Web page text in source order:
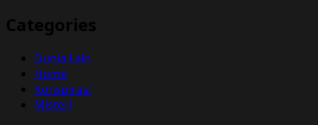
Categories
Dunia Lain
Home
Konspirasi
Misteri